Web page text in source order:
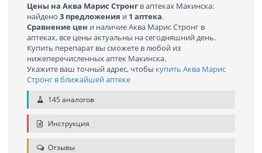
Цены на Аква Марис Стронг в аптеках Макинска:
найдено 3 предложения и 1 аптека.
Сравнение цен и наличие Аква Марис Стронг в
аптеках, все цены актуальны на сегодняшний день.
Купить перепарат вы сможете в любой из
нижеперечисленных аптек Макинска.
Укажите ваш точный адрес, чтобы купить Аква Марис
Стронг в ближайшей аптеке
145 аналогов
Инструкция
Отзывы